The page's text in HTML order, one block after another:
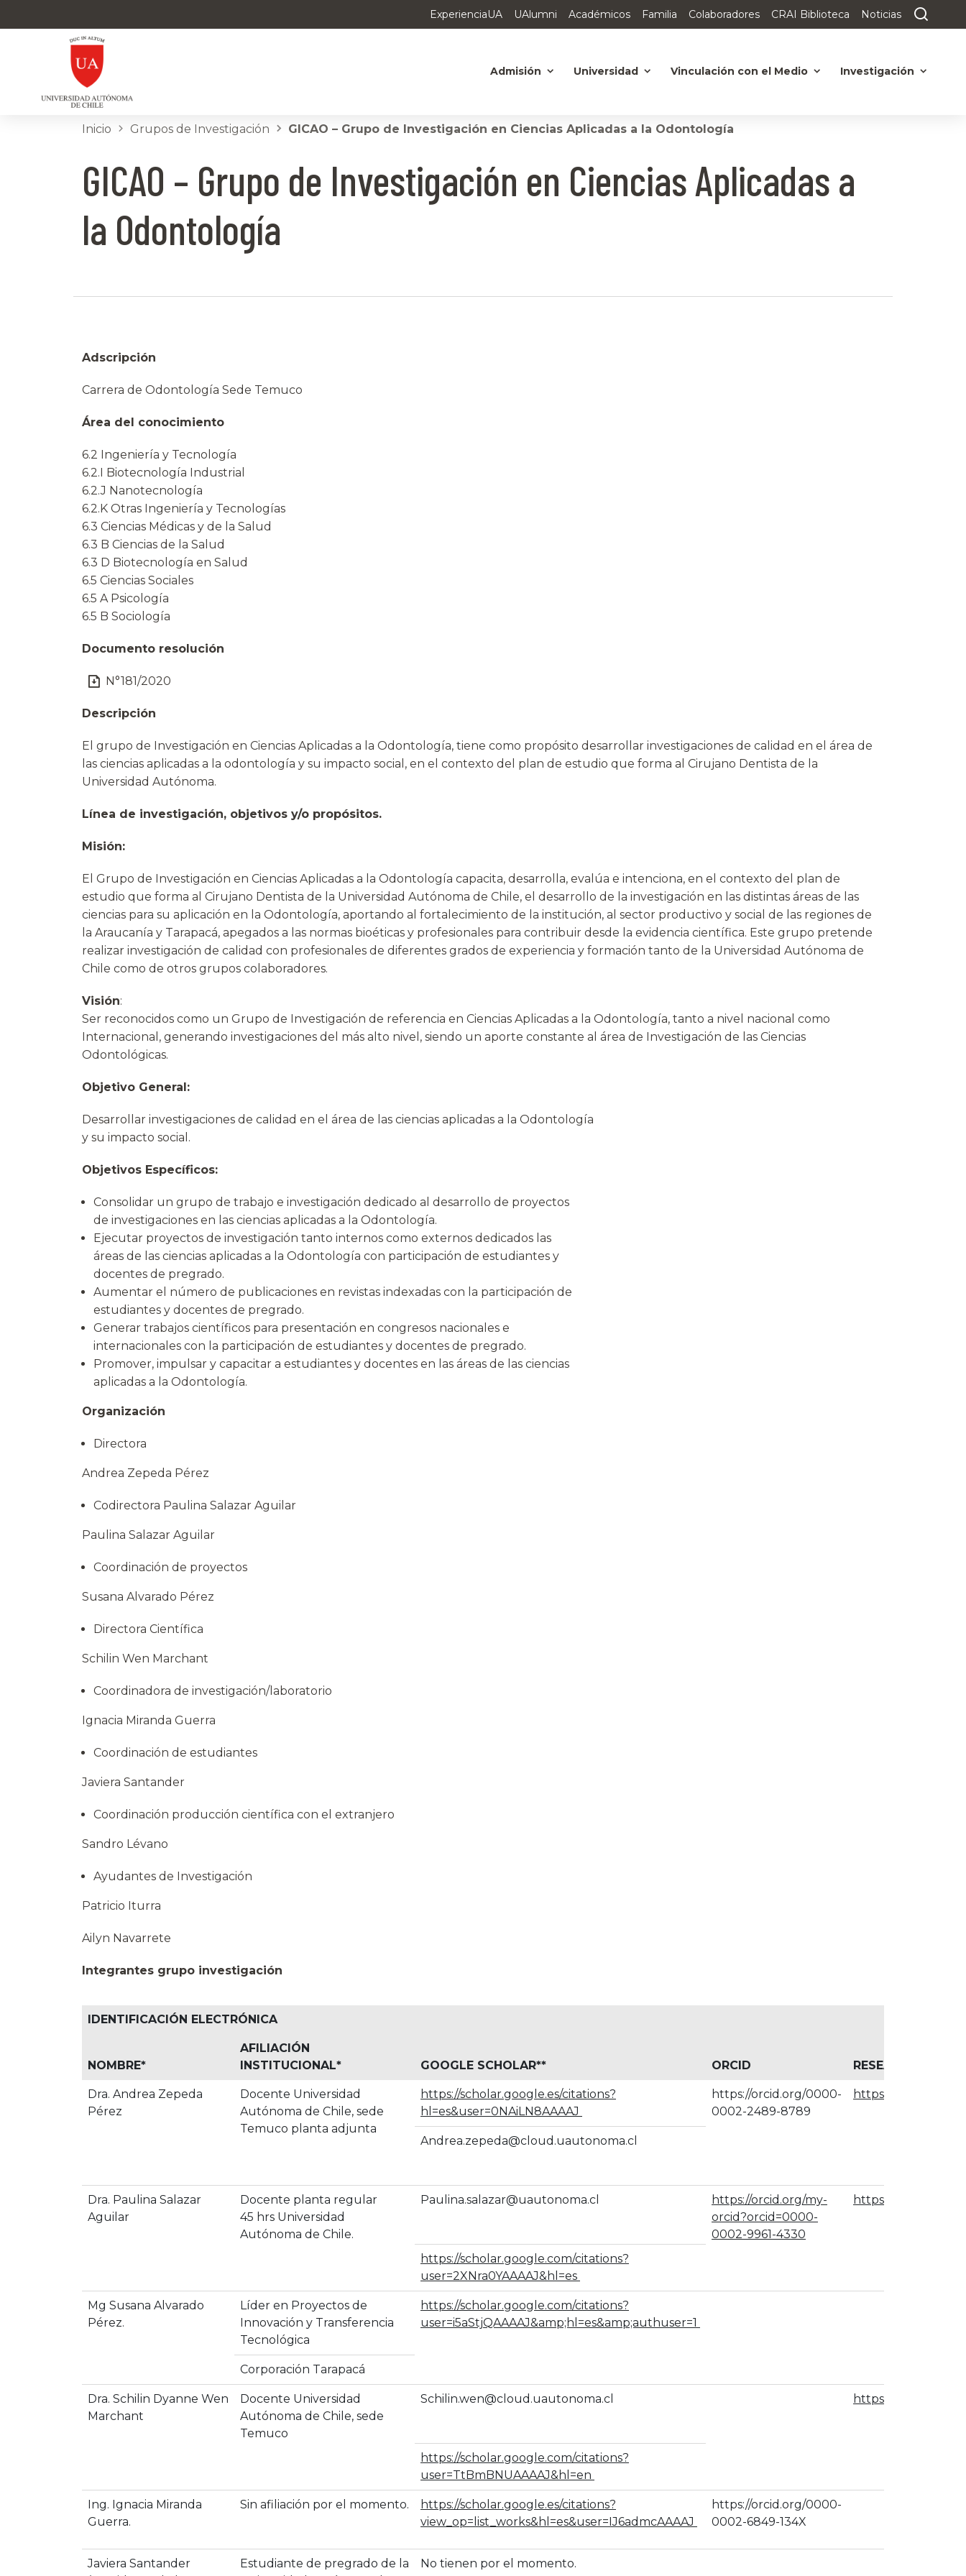
ExperienciaUA UAlumni Académicos Familia Colaboradores CRAI Biblioteca Noticias
Admisión Universidad Vinculación con el Medio Investigación
Inicio Grupos de Investigación GICAO – Grupo de Investigación en Ciencias Aplicadas a la Odontología
GICAO – Grupo de Investigación en Ciencias Aplicadas a
la Odontología
Adscripción
Carrera de Odontología Sede Temuco
Área del conocimiento
6.2 Ingeniería y Tecnología
6.2.I Biotecnología Industrial
6.2.J Nanotecnología
6.2.K Otras Ingeniería y Tecnologías
6.3 Ciencias Médicas y de la Salud
6.3 B Ciencias de la Salud
6.3 D Biotecnología en Salud
6.5 Ciencias Sociales
6.5 A Psicología
6.5 B Sociología
Documento resolución
N°181/2020
Descripción
El grupo de Investigación en Ciencias Aplicadas a la Odontología, tiene como propósito desarrollar investigaciones de calidad en el área de
las ciencias aplicadas a la odontología y su impacto social, en el contexto del plan de estudio que forma al Cirujano Dentista de la
Universidad Autónoma.
Línea de investigación, objetivos y/o propósitos.
Misión:
El Grupo de Investigación en Ciencias Aplicadas a la Odontología capacita, desarrolla, evalúa e intenciona, en el contexto del plan de
estudio que forma al Cirujano Dentista de la Universidad Autónoma de Chile, el desarrollo de la investigación en las distintas áreas de las
ciencias para su aplicación en la Odontología, aportando al fortalecimiento de la institución, al sector productivo y social de las regiones de
la Araucanía y Tarapacá, apegados a las normas bioéticas y profesionales para contribuir desde la evidencia científica. Este grupo pretende
realizar investigación de calidad con profesionales de diferentes grados de experiencia y formación tanto de la Universidad Autónoma de
Chile como de otros grupos colaboradores.
Visión:
Ser reconocidos como un Grupo de Investigación de referencia en Ciencias Aplicadas a la Odontología, tanto a nivel nacional como
Internacional, generando investigaciones del más alto nivel, siendo un aporte constante al área de Investigación de las Ciencias
Odontológicas.
Objetivo General:
Desarrollar investigaciones de calidad en el área de las ciencias aplicadas a la Odontología
y su impacto social.
Objetivos Específicos:
Consolidar un grupo de trabajo e investigación dedicado al desarrollo de proyectos
de investigaciones en las ciencias aplicadas a la Odontología.
Ejecutar proyectos de investigación tanto internos como externos dedicados las
áreas de las ciencias aplicadas a la Odontología con participación de estudiantes y
docentes de pregrado.
Aumentar el número de publicaciones en revistas indexadas con la participación de
estudiantes y docentes de pregrado.
Generar trabajos científicos para presentación en congresos nacionales e
internacionales con la participación de estudiantes y docentes de pregrado.
Promover, impulsar y capacitar a estudiantes y docentes en las áreas de las ciencias
aplicadas a la Odontología.
Organización
Directora
Andrea Zepeda Pérez
Codirectora Paulina Salazar Aguilar
Paulina Salazar Aguilar
Coordinación de proyectos
Susana Alvarado Pérez
Directora Científica
Schilin Wen Marchant
Coordinadora de investigación/laboratorio
Ignacia Miranda Guerra
Coordinación de estudiantes
Javiera Santander
Coordinación producción científica con el extranjero
Sandro Lévano
Ayudantes de Investigación
Patricio Iturra
Ailyn Navarrete
Integrantes grupo investigación
IDENTIFICACIÓN ELECTRÓNICA
NOMBRE*
AFILIACIÓN
INSTITUCIONAL* GOOGLE SCHOLAR** ORCID RESEARCHGATE
Dra. Andrea Zepeda
Pérez
Docente Universidad
Autónoma de Chile, sede
Temuco planta adjunta
https://scholar.google.es/citations?
hl=es&user=0NAiLN8AAAAJ
https://orcid.org/0000-
0002-2489-8789
https://
Andrea.zepeda@cloud.uautonoma.cl
Dra. Paulina Salazar
Aguilar
Docente planta regular
45 hrs Universidad
Autónoma de Chile.
Paulina.salazar@uautonoma.cl
https://orcid.org/my-
orcid?orcid=0000-
0002-9961-4330
https://
https://scholar.google.com/citations?
user=2XNra0YAAAAJ&hl=es
Mg Susana Alvarado
Pérez.
Líder en Proyectos de
Innovación y Transferencia
Tecnológica
https://scholar.google.com/citations?
user=i5aStjQAAAAJ&amp;hl=es&amp;authuser=1
Corporación Tarapacá
Dra. Schilin Dyanne Wen
Marchant
Docente Universidad
Autónoma de Chile, sede
Temuco
Schilin.wen@cloud.uautonoma.cl https://
https://scholar.google.com/citations?
user=TtBmBNUAAAAJ&hl=en
Ing. Ignacia Miranda
Guerra.
Sin afiliación por el momento.
https://scholar.google.es/citations?
view_op=list_works&hl=es&user=IJ6admcAAAAJ
https://orcid.org/0000-
0002-6849-134X
Javiera Santander
Estudiante de pregrado de la
No tienen por el momento.